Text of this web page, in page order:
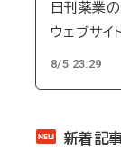
日刊薬業
ウェブサイ
8/5 23:29
新着記